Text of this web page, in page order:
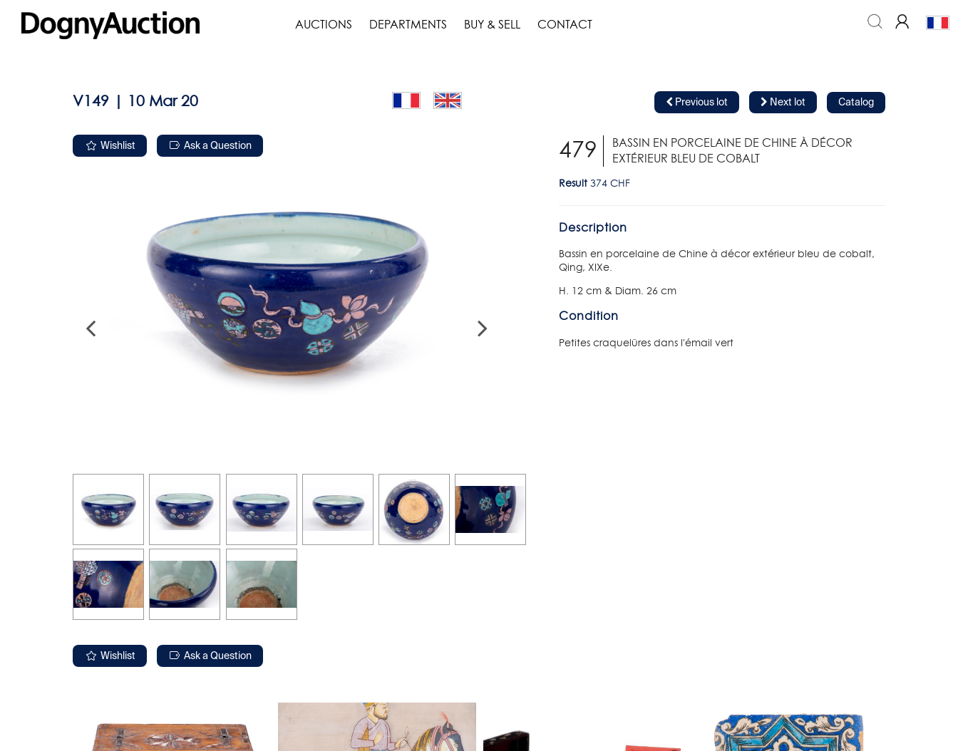
AUCTIONS DEPARTMENTS BUY & SELL CONTACT
V149 | 10 Mar 20 Previous lot Next lot Catalog
Wishlist Ask a Question
Wishlist Ask a Question
479
BASSIN EN PORCELAINE DE CHINE À DÉCOR
EXTÉRIEUR BLEU DE COBALT
Result 374 CHF
Description
Bassin en porcelaine de Chine à décor extérieur bleu de cobalt,
Qing, XIXe.
H. 12 cm & Diam. 26 cm
Condition
Petites craquelûres dans l'émail vert
Lot 2 Lot 283 Lot 286